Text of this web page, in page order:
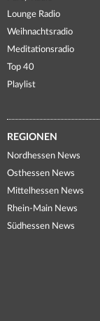
Lounge Radio
Weihnachtsradio
Meditationsradio
Top 40
Playlist
REGIONEN
Nordhessen News
Osthessen News
Mittelhessen News
Rhein-Main News
Südhessen News